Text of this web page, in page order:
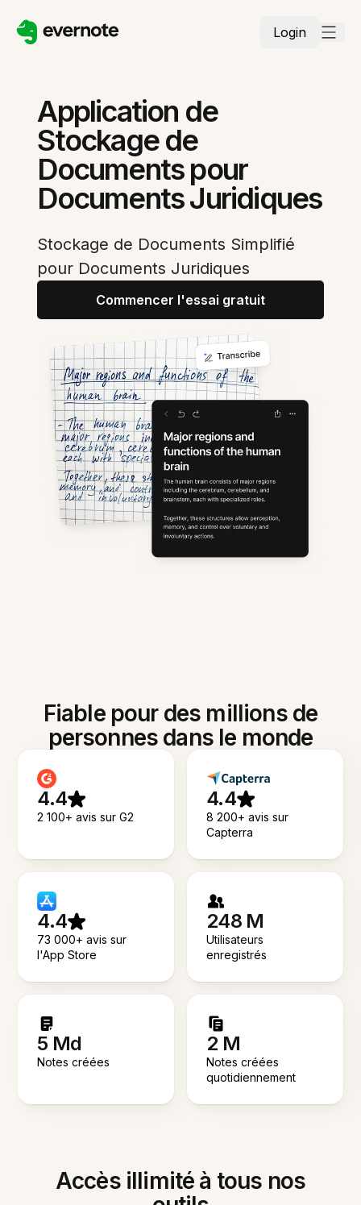
Login
Application de
Stockage de
Documents pour
Documents Juridiques
Stockage de Documents Simplifié
pour Documents Juridiques
Commencer l'essai gratuit
Fiable pour des millions de
personnes dans le monde
4.4
2 100+ avis sur G2
4.4
8 200+ avis sur
Capterra
4.4
73 000+ avis sur
l'App Store
248 M
Utilisateurs
enregistrés
5 Md
Notes créées
2 M
Notes créées
quotidiennement
Accès illimité à tous nos